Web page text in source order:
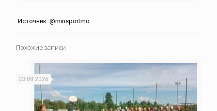
Источник: @minsportmo
Похожие записи
03.08.2026